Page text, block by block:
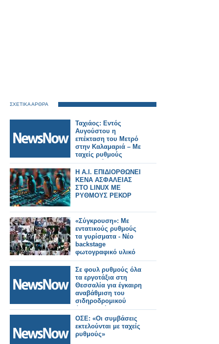
ΣΧΕΤΙΚΑ ΑΡΘΡΑ
Ταχιάος: Εντός
Αυγούστου η
επέκταση του Μετρό
στην Καλαμαριά – Με
ταχείς ρυθμούς
προχωρά το Flyover.
H A.I. ΕΠΙΔΙΟΡΘΩΝΕΙ
ΚΕΝΑ ΑΣΦΑΛΕΙΑΣ
ΣΤΟ LINUΧ ΜΕ
ΡΥΘΜΟΥΣ ΡΕΚΟΡ
«Σύγκρουση»: Με
εντατικούς ρυθμούς
τα γυρίσματα - Νέο
backstage
φωτογραφικό υλικό
Σε φουλ ρυθμούς όλα
τα εργοτάξια στη
Θεσσαλία για έγκαιρη
αναβάθμιση του
σιδηροδρομικού
άξονα Αθήνα –
Θεσσαλονίκη με 100%
τηλεδιοίκηση,
σηματοδότηση και
ETCS
ΟΣΕ: «Οι συμβάσεις
εκτελούνται με ταχείς
ρυθμούς»